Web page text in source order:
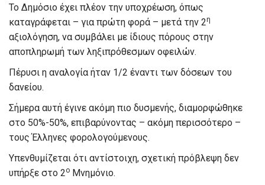
Το Δημόσιο έχει πλέον την υποχρέωση, όπως
καταγράφεται – για πρώτη φορά – μετά την 2η
αξιολόγηση, να συμβάλει με ίδιους πόρους στην
αποπληρωμή των ληξιπρόθεσμων οφειλών.
Πέρυσι η αναλογία ήταν 1/2 έναντι των δόσεων του
δανείου.
Σήμερα αυτή έγινε ακόμη πιο δυσμενής, διαμορφώθηκε
στο 50%-50%, επιβαρύνοντας – ακόμη περισσότερο –
τους Έλληνες φορολογούμενους.
Υπενθυμίζεται ότι αντίστοιχη, σχετική πρόβλεψη δεν
υπήρξε στο 2ο Μνημόνιο.